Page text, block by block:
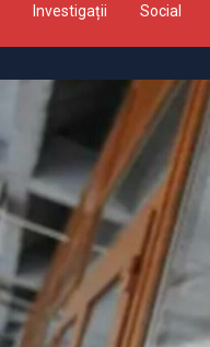
Investigații Social